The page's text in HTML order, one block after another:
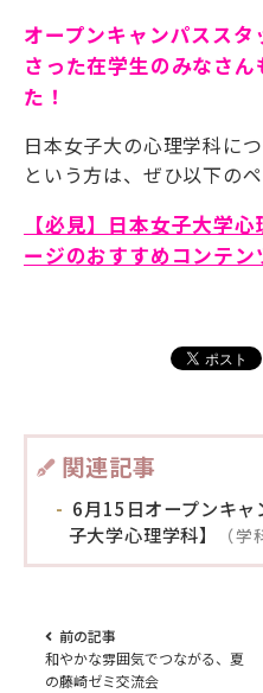
オープンキャンパスス
さった在学生のみなさ
た！
日本女子大の心理学科に
という方は、ぜひ以下の
【必見】日本女子大学
ージのおすすめコンテン
関連記事
6月15日オープンキ
子大学心理学科】
（
前の記事
和やかな雰囲気でつながる、夏
の藤崎ゼミ交流会